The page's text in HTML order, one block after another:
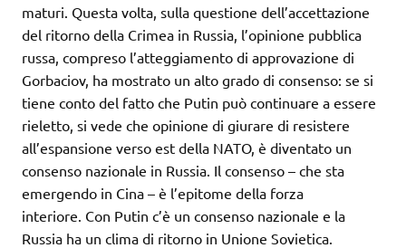
maturi. Questa volta, sulla questione dell’accettazione
del ritorno della Crimea in Russia, l’opinione pubblica
russa, compreso l’atteggiamento di approvazione di
Gorbaciov, ha mostrato un alto grado di consenso: se si
tiene conto del fatto che Putin può continuare a essere
rieletto, si vede che opinione di giurare di resistere
all’espansione verso est della NATO, è diventato un
consenso nazionale in Russia. Il consenso – che sta
emergendo in Cina – è l’epitome della forza
interiore. Con Putin c’è un consenso nazionale e la
Russia ha un clima di ritorno in Unione Sovietica.